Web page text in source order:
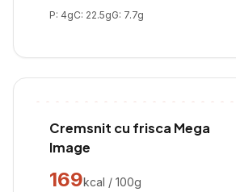
P: 4gC: 22.5gG: 7.7g
Cremsnit cu frisca Mega
Image
169kcal / 100g